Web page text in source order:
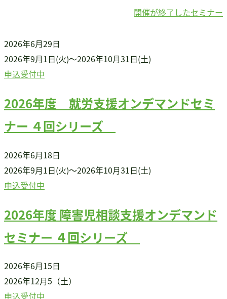
開催が終了したセミナー
2026年6月29日
2026年9月1日(火)～2026年10月31日(土)
申込受付中
2026年度 就労支援オンデマンドセミ
ナー ４回シリーズ
2026年6月18日
2026年9月1日(火)～2026年10月31日(土)
申込受付中
2026年度 障害児相談支援オンデマンド
セミナー ４回シリーズ
2026年6月15日
2026年12月5（土）
申込受付中
啓発事業
調査・研究事業
セミナー情報
書籍・DVD販売
支援のお願い
寄附